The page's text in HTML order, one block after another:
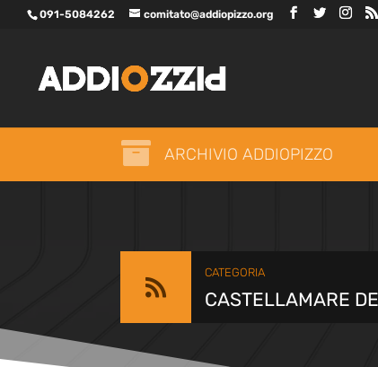
091-5084262 comitato@addiopizzo.org
 ARCHIVIO ADDIOPIZZO

CATEGORIA
CASTELLAMARE